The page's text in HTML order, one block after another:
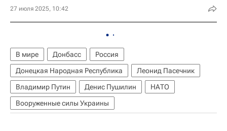
27 июля 2025, 10:42
В мире Донбасс
Россия
Донецкая Народная Республика
Леонид Пасечник
Владимир Путин
Денис Пушилин
НАТО
Вооруженные силы Украины